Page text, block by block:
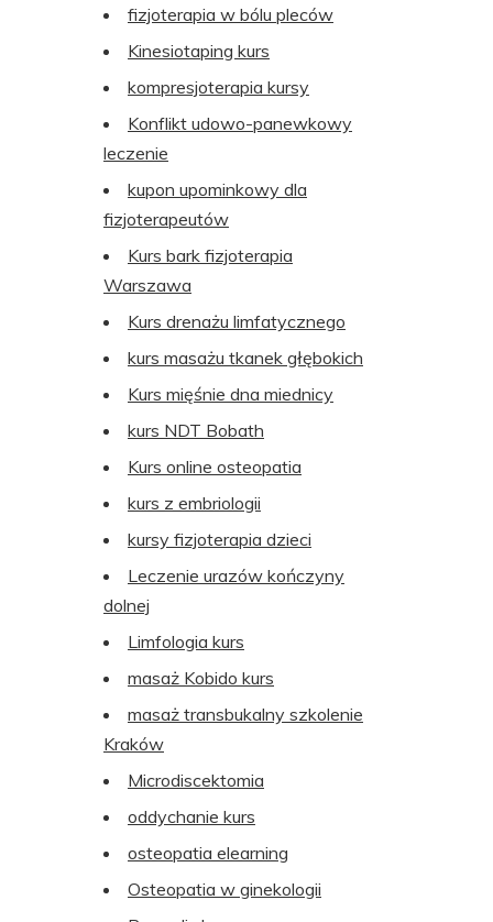
fizjoterapia w bólu pleców
Kinesiotaping kurs
kompresjoterapia kursy
Konflikt udowo-panewkowy
leczenie
kupon upominkowy dla
fizjoterapeutów
Kurs bark fizjoterapia
Warszawa
Kurs drenażu limfatycznego
kurs masażu tkanek głębokich
Kurs mięśnie dna miednicy
kurs NDT Bobath
Kurs online osteopatia
kurs z embriologii
kursy fizjoterapia dzieci
Leczenie urazów kończyny
dolnej
Limfologia kurs
masaż Kobido kurs
masaż transbukalny szkolenie
Kraków
Microdiscektomia
oddychanie kurs
osteopatia elearning
Osteopatia w ginekologii